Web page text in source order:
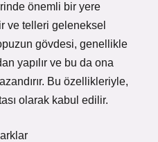
önemli bir yere
ve telleri geleneksel
gövdesi, genellikle
yapılır ve bu da ona
Bu özellikleriyle,
olarak kabul edilir.